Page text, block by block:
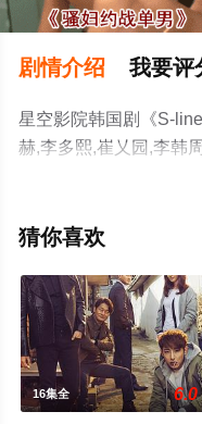
剧情介绍 我要评
星空影院韩国剧《S-
赫,李多熙,崔乂园,李韩
结局剧情已揭晓（1-6
瓣电视剧、电视猫或剧
猜你喜欢
16集全 6.0